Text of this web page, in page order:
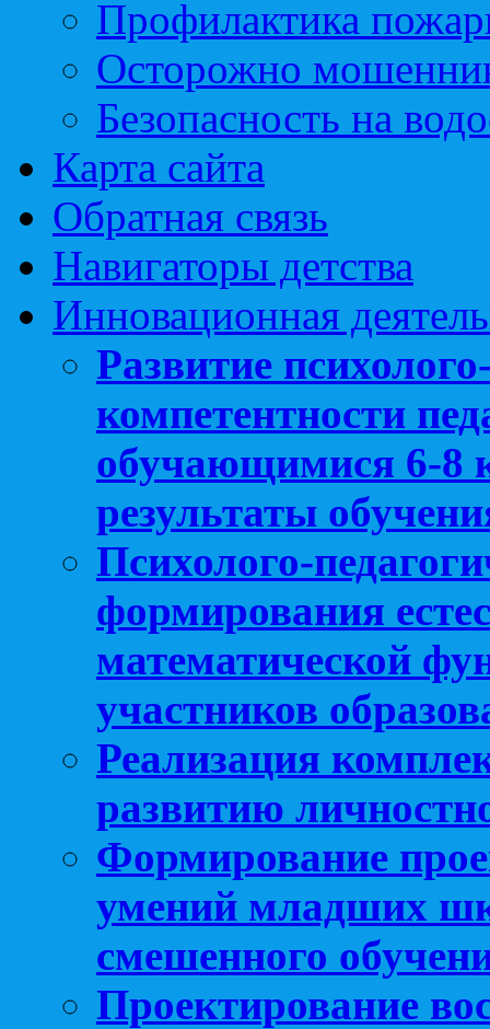
Профилактика
Осторожно
Безопасность на
Карта сайта
Обратная связь
Навигаторы детства
Инновационная
Развитие
компетентности
обучающимися 6-8
результаты
Психолого-
формирования
математической
участников
Реализация
развитию
Формирование
умений младших
смешенного
Проектирование